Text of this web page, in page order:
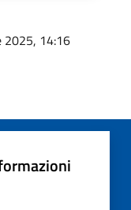
2025, 14:16